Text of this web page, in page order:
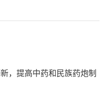
提高中药和民族药炮制